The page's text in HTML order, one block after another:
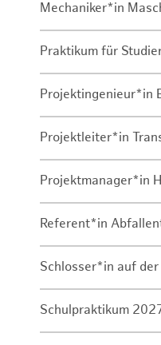
Mechaniker*in
Praktikum für
Projektingenieur*in
Projektleiter*in
Projektmanager*in
Referent*in
Schlosser*in auf
Schulpraktikum